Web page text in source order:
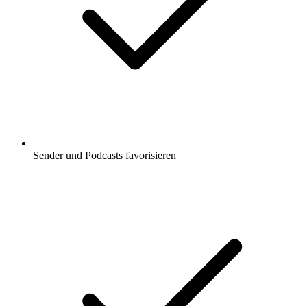
Sender und Podcasts favorisieren